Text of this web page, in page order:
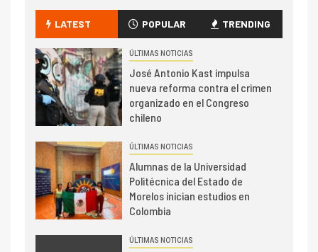
LATEST POPULAR TRENDING
ÚLTIMAS NOTICIAS
José Antonio Kast impulsa
nueva reforma contra el crimen
organizado en el Congreso
chileno
ÚLTIMAS NOTICIAS
Alumnas de la Universidad
Politécnica del Estado de
Morelos inician estudios en
Colombia
ÚLTIMAS NOTICIAS